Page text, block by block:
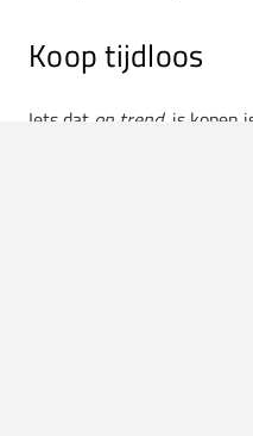
Koop tijdloos
Iets dat on trendis kopen